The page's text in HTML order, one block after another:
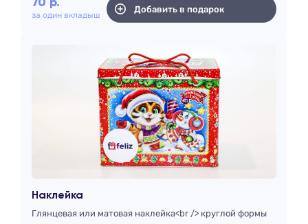
70 р.
за один вкладыш
Добавить в подарок
Наклейка
Глянцевая или матовая наклейка<br /> круглой формы